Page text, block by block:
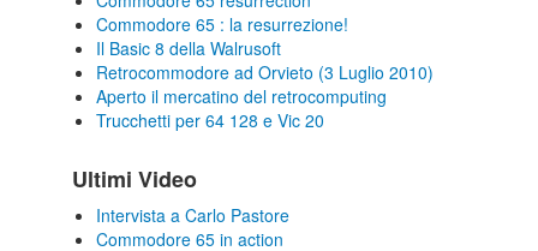
Commodore 65 : la resurrezione!
Il Basic 8 della Walrusoft
Retrocommodore ad Orvieto (3 Luglio 2010)
Aperto il mercatino del retrocomputing
Trucchetti per 64 128 e Vic 20
Ultimi Video
Intervista a Carlo Pastore
Commodore 65 in action